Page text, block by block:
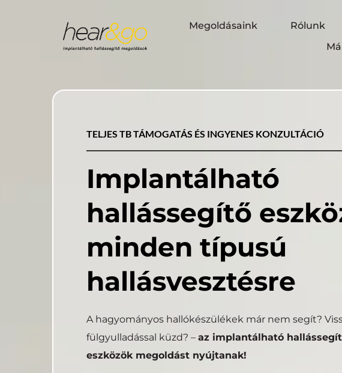
Megoldásaink Rólunk
TELJES TB TÁMOGATÁS ÉS INGYENES KONZULTÁCIÓ
Implantálható
minden típusú
hallásvesztésre
A hagyományos hallókészülékek már nem segít?
fülgyulladással küzd? – az implantálható
eszközök megoldást nyújtanak!